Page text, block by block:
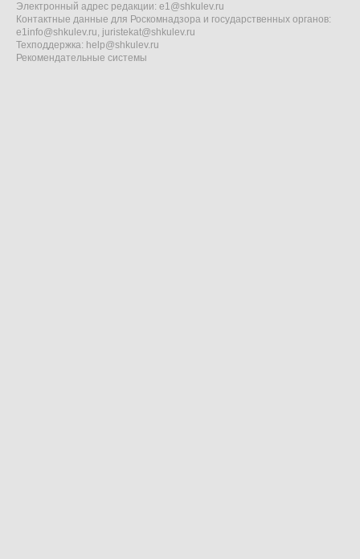
Электронный адрес редакции: e1@shkulev.ru
Контактные данные для Роскомнадзора и государственных органов:
e1info@shkulev.ru, juristekat@shkulev.ru
Техподдержка: help@shkulev.ru
Рекомендательные системы